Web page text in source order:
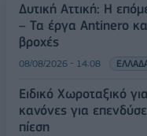
Δυτική Αττική: Η
– Τα έργα Antinero
βροχές
08/08/2026 - 14:08
Ειδικό Χωροταξικό
κανόνες για
πίεση